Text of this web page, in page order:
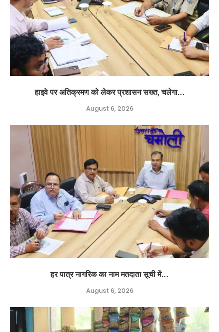
हाइवे पर अतिक्रमण को लेकर प्रशासन सख्त, चलेगा...
August 6, 2026
हर पात्र नागरिक का नाम मतदाता सूची में...
August 6, 2026